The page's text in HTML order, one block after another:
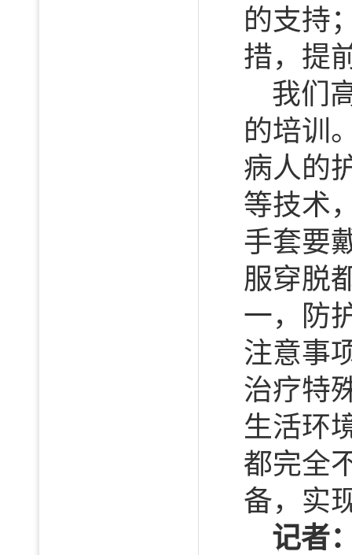
的支持
措，提
我们
的培训
病人的
等技术
手套要
服穿脱
一，防
注意事
治疗特
生活环
都完全
备，实
记者